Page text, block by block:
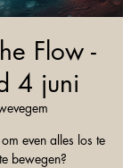
Flow -
4 juni
even alles los te
bewegen?